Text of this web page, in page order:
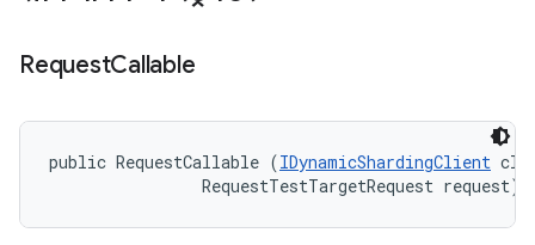
RequestCallable
public RequestCallable (IDynamicShardingClient
                RequestTestTargetRequest request)